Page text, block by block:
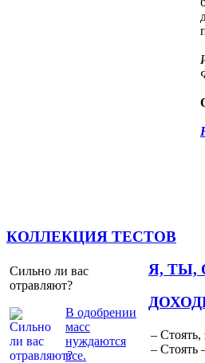
КОЛЛЕКЦИЯ ТЕСТОВ
Сильно ли вас
отравляют?
В одобрении
масс
нуждаются
все.
Я, ТЫ,
– Стоять,
– Стоять